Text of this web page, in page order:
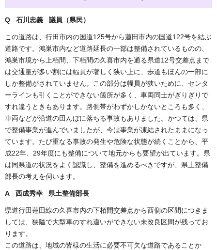
Q 石川忠義 議員（県民）
この道路は、行田市内の国道125号から蓮田市内の国道122号を結ぶ
道路です。鴻巣市内など道路延長の一部は整備されているものの、
鴻巣市境から上栢間、下栢間の久喜市内を通る県道12号交差点まで
は交通量が多い割には幅員が著しく狭い上に、歩道もほんの一部に
しか整備がされていません。この部分は幅員が狭いために、センタ
ーラインも引くことができない箇所が多く、車両同士がぎりぎりで
すれ違うときもあります。路側帯がわずかしかないところも多く、
車両などが沿道の田んぼに落ちる事故もありました。かつては、県
で整備事業が進んでいましたが、今は事業が凍結されたままになっ
ています。たび重なる事故の発生や危険な状態が続くことから、平
成22年、29年度にも整備について地元からも要望が出ています。県
は同県道の状況をよく認識し、整備を進めるべきですが、県土整備
部長の考えを伺います。
A 西成秀幸 県土整備部長
県道行田蓮田線の久喜市内の下栢間交差点から西側の区間につきま
しては、狭隘で大型車のすれ違いができない未改良区間が残ってお
ります。
この道路は、地域の皆様の生活に必要不可欠な道路であることか